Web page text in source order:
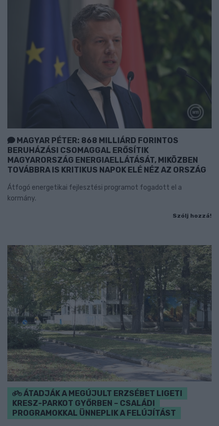
MAGYAR PÉTER: 868 MILLIÁRD FORINTOS
BERUHÁZÁSI CSOMAGGAL ERŐSÍTIK
MAGYARORSZÁG ENERGIAELLÁTÁSÁT, MIKÖZBEN
TOVÁBBRA IS KRITIKUS NAPOK ELÉ NÉZ AZ ORSZÁG
Átfogó energetikai fejlesztési programot fogadott el a
kormány.
Szólj hozzá!
ÁTADJÁK A MEGÚJULT ERZSÉBET LIGETI
KRESZ-PARKOT GYŐRBEN – CSALÁDI
PROGRAMOKKAL ÜNNEPLIK A FELÚJÍTÁST